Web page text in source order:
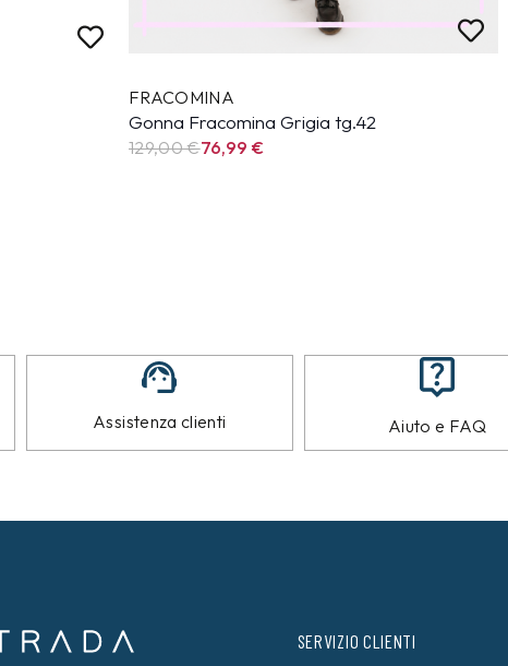
FRACOMINA
Gonna Fracomina Grigia tg.42
129,00 €76,99 €
Assistenza clienti Aiuto e FAQ
SERVIZIO CLIENTI